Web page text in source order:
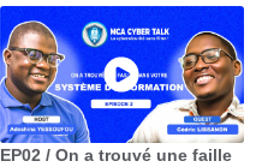
EP02 / On a trouvé une faille